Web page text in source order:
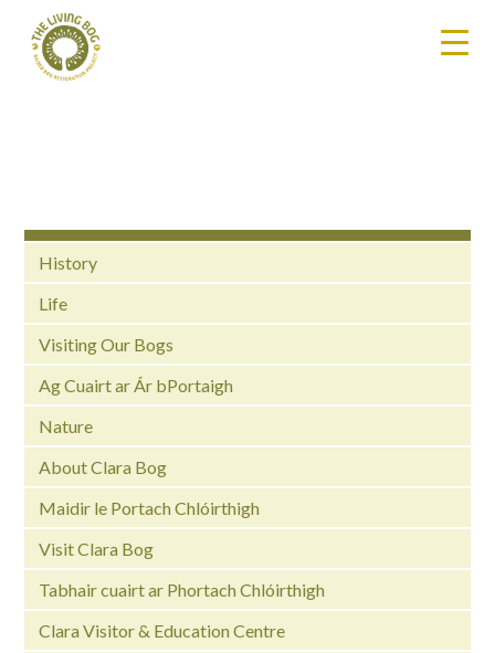
History
Life
Visiting Our Bogs
Ag Cuairt ar Ár bPortaigh
Nature
About Clara Bog
Maidir le Portach Chlóirthigh
Visit Clara Bog
Tabhair cuairt ar Phortach Chlóirthigh
Clara Visitor & Education Centre